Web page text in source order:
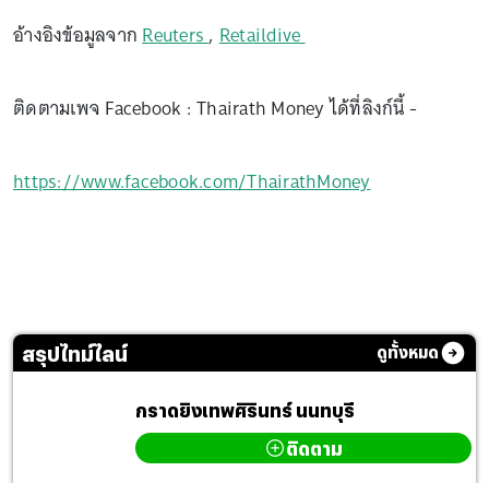
อ้างอิงข้อมูลจากReuters,Retaildive
ติดตามเพจ Facebook : Thairath Money ได้ที่ลิงก์นี้ -
https://www.facebook.com/ThairathMoney
สรุปไทม์ไลน์ ดูทั้งหมด
กราดยิงเทพศิรินทร์ นนทบุรี
ติดตาม